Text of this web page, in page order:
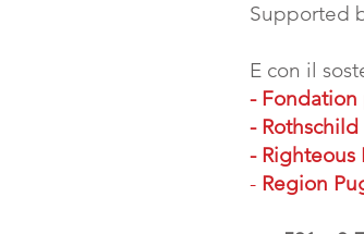
Supported
E con il
- Fondation
-
- Righteous
- Region